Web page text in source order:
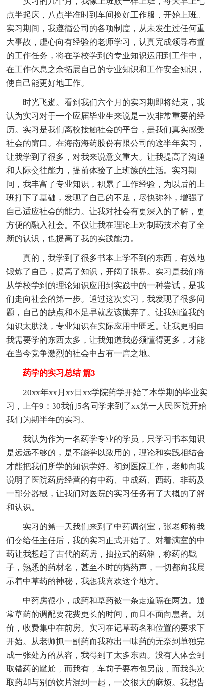
点半起床，八点半准时到车间换好工作服，开始上班。
实习期间，我遵循公司的各项制度，从未发生过任何重
大事故，虚心向有经验的老师学习，认真完成领导布置
的工作任务，将在学校学到的专业知识运用到工作中，
在工作休息之余拓展自己的专业知识和工作安全知识，
使自己能更好地工作。
时光飞逝。看到我们六个月的实习期即将结束，我
认为实习对于一个应届毕业生来说是一次非常重要的经
历。实习是我们离校接触社会的平台，是我们真实感受
社会的窗口。在海南海药股份有限公司的这半年实习，
让我学到了很多，对我来说意义重大。让我提高了沟通
和人际交往能力，提前体验了上班族的生活。实习期
间，我丰富了专业知识，积累了工作经验，为以后的上
班打下了基础，发现了自己的不足，尽快弥补，增强了
自己适应社会的能力。让我对社会有更深入的了解，更
方便的融入社会。不仅让我在理论上对制药技术有了全
新的认识，也提高了我的实践能力。
真的，我学到了很多书本上学不到的东西，有效地
锻炼了自己，提高了知识，开阔了眼界。实习是我们将
从学校学到的理论知识应用到实践中的一种尝试，是我
们走向社会的第一步。通过这次实习，我发现了很多问
题，自己的缺点和不足早就应该抛弃了。让我知道我的
知识太肤浅，专业知识在实际应用中匮乏。让我更明白
我需要学的东西太多，让我知道我必须懂得更多，才能
在当今竞争激烈的社会中占有一席之地。
药学的实习总结 篇3
20xx年xx月xx日xx学院药学开始了本学期的毕业实
习，上午9：30我们5名同学来到了xx第一人民医院开始
我们为期半年的实习。
我认为作为一名药学专业的学员，只学习书本知识
是远远不够的，是不能学以致用的，理论和实践相结合
才能把我们所学的知识学好。初到医院工作，老师向我
说明了医院药房经营的有中药、中成药、西药、非药及
一部分器械，让我们对医院的实习任务有了大概的了解
和认识。
实习的第一天我们来到了中药调剂室，张老师将我
们交给任主任后，我的实习正式开始了。对着满室的中
药让我想起了古代的药房，抽拉式的药箱，称药的戥
子，熟悉的药材名，甚至不时的捣药声，一切都向我展
示着中草药的神秘，我想我喜欢这个地方。
中药房很小，成药和草药被一条走道隔在两边。通
常草药的调配要花费更长的时间，而且不面向患者。划
价，收费集中在前房。实习在记草药名和位置的要求下
开始。从老师抓一副药而我称出一味药的无奈到单独完
成一张处方的从容，我得到了太多东西。没有人体会到
取错药的尴尬，而我有，车前子要布包另煎，而我头次
取药却与别的饮片混到一起，一次很大的麻烦。我想告